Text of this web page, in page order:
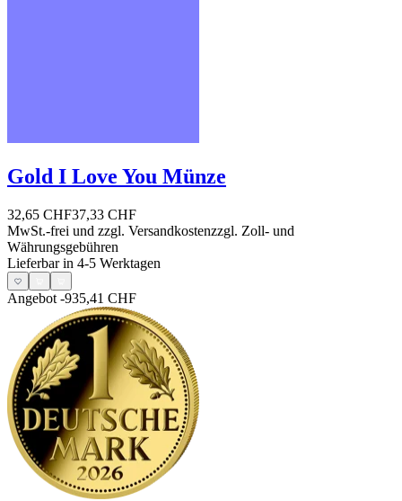
Gold I Love You Münze
32,65 CHF37,33 CHF
MwSt.-frei und zzgl. Versandkostenzzgl. Zoll- und
Währungsgebühren
Lieferbar in 4-5 Werktagen
Angebot -935,41 CHF